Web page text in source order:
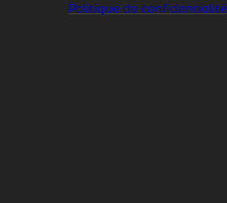
Politique de confidentialité